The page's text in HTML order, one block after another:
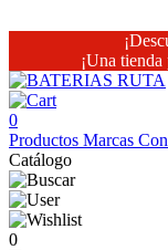
¡Una
0
Productos Marcas
Catálogo
0